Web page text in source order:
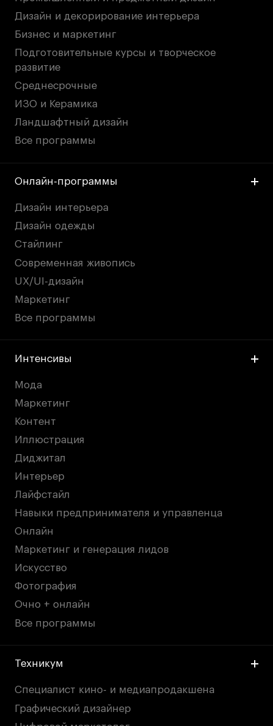
Дизайн и декорирование интерьера
Бизнес и маркетинг
Подготовительные курсы и творческое
развитие
Среднесрочные
ИЗО и Керамика
Ландшафтный дизайн
Все программы
Онлайн-программы
Дизайн интерьера
Дизайн одежды
Стайлинг
Современная живопись
UX/UI-дизайн
Маркетинг
Все программы
Интенсивы
Мода
Маркетинг
Контент
Иллюстрация
Диджитал
Интерьер
Лайфстайл
Навыки предпринимателя и управленца
Онлайн
Маркетинг и генерация лидов
Искусство
Фотография
Очно + онлайн
Все программы
Техникум
Специалист кино- и медиапродакшена
Графический дизайнер